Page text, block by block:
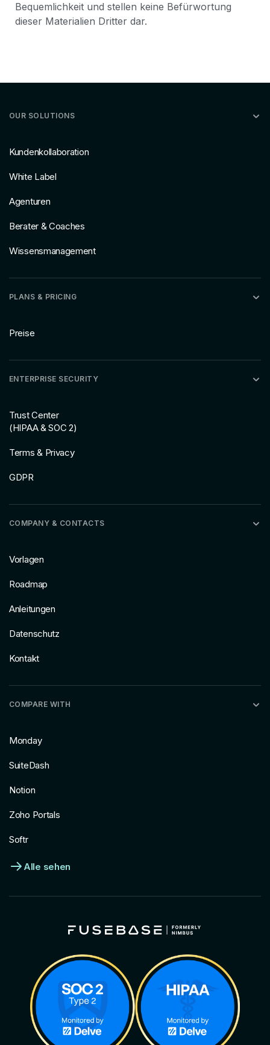
Bequemlichkeit und stellen keine Befürwortung
dieser Materialien Dritter dar.
OUR SOLUTIONS
Kundenkollaboration
White Label
Agenturen
Berater & Coaches
Wissensmanagement
PLANS & PRICING
Preise
ENTERPRISE SECURITY
Trust Center
(HIPAA & SOC 2)
Terms & Privacy
GDPR
COMPANY & CONTACTS
Vorlagen
Roadmap
Anleitungen
Datenschutz
Kontakt
COMPARE WITH
Monday
SuiteDash
Notion
Zoho Portals
Softr
Alle sehen